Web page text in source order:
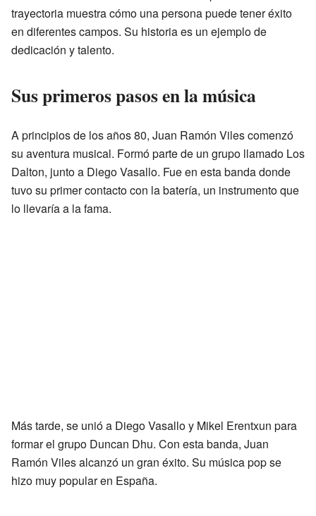
trayectoria muestra cómo una persona puede tener éxito
en diferentes campos. Su historia es un ejemplo de
dedicación y talento.
Sus primeros pasos en la música
A principios de los años 80, Juan Ramón Viles comenzó
su aventura musical. Formó parte de un grupo llamado Los
Dalton, junto a Diego Vasallo. Fue en esta banda donde
tuvo su primer contacto con la batería, un instrumento que
lo llevaría a la fama.
Más tarde, se unió a Diego Vasallo y Mikel Erentxun para
formar el grupo Duncan Dhu. Con esta banda, Juan
Ramón Viles alcanzó un gran éxito. Su música pop se
hizo muy popular en España.